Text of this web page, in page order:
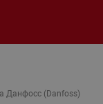
Данфосс (Danfoss)